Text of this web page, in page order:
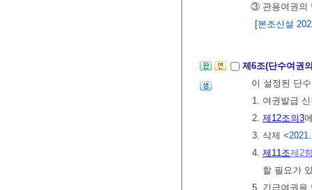
③ 관용여권의
[본조신설
제6조(단수여권
이 설정된 단
1. 여권발급
2. 제12조의3
3. 삭제
4. 제11조제2
할 필요가
5. 긴급여권을